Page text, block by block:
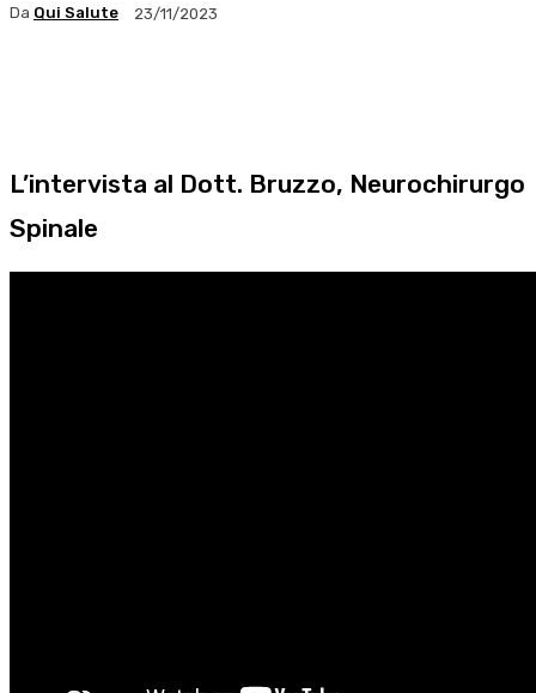
Da Qui Salute 23/11/2023
L’intervista al Dott. Bruzzo, Neurochirurgo
Spinale